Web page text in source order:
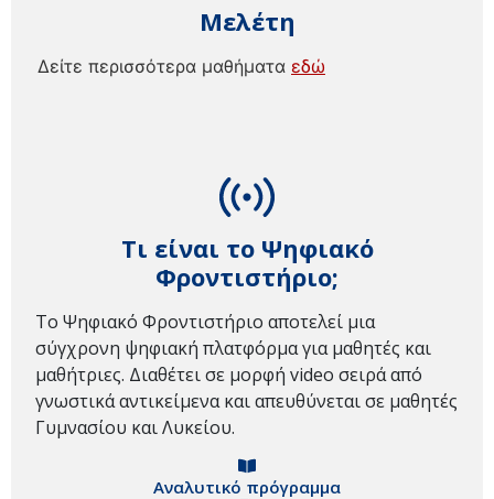
Τι είναι το Ψηφιακό
Φροντιστήριο;
Το Ψηφιακό Φροντιστήριο αποτελεί μια
σύγχρονη ψηφιακή πλατφόρμα για μαθητές και
μαθήτριες. Διαθέτει σε μορφή video σειρά από
γνωστικά αντικείμενα και απευθύνεται σε μαθητές
Γυμνασίου και Λυκείου.
Αναλυτικό πρόγραμμα
Μελέτη
Δείτε περισσότερα μαθήματα εδώ